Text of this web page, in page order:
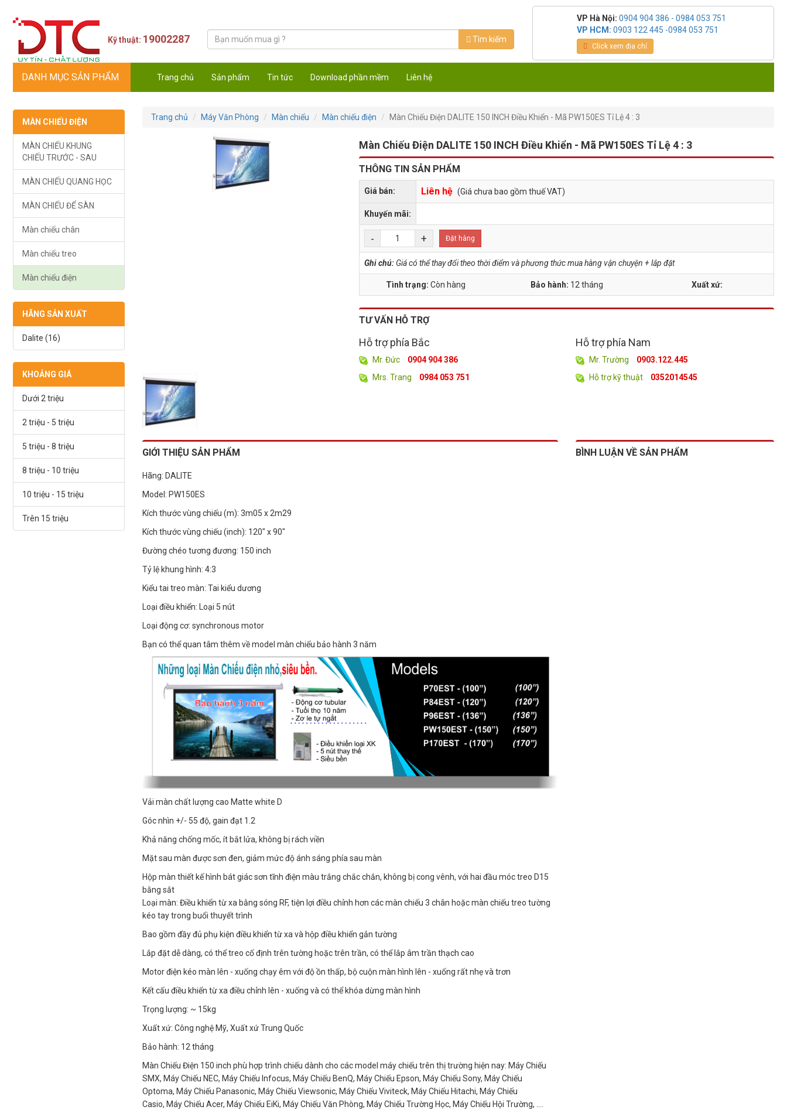
Kỹ thuật: 19002287 Tìm kiếm
VP Hà Nội: 0904 904 386 - 0984 053 751
VP HCM: 0903 122 445 -0984 053 751
Click xem địa chỉ
DANH MỤC SẢN PHẨM Trang chủ Sản phẩm Tin tức Download phần mềm Liên hệ
MÀN CHIẾU ĐIỆN
MÀN CHIẾU KHUNG
CHIẾU TRƯỚC - SAU
MÀN CHIẾU QUANG HỌC
MÀN CHIẾU ĐỂ SÀN
Màn chiếu chân
Màn chiếu treo
Màn chiếu điện
HÃNG SẢN XUẤT
Dalite (16)
KHOẢNG GIÁ
Dưới 2 triệu
2 triệu - 5 triệu
5 triệu - 8 triệu
8 triệu - 10 triệu
10 triệu - 15 triệu
Trên 15 triệu
Trang chủ Máy Văn Phòng Màn chiếu Màn chiếu điện Màn Chiếu Điện DALITE 150 INCH Điều Khiển - Mã PW150ES Tỉ Lệ 4 : 3
Màn Chiếu Điện DALITE 150 INCH Điều Khiển - Mã PW150ES Tỉ Lệ 4 : 3
THÔNG TIN SẢN PHẨM
Giá bán: Liên hệ (Giá chưa bao gồm thuế VAT)
Khuyến mãi:
- + Đặt hàng
Ghi chú: Giá có thể thay đổi theo thời điểm và phương thức mua hàng vận chuyện + lắp đặt
Tình trạng:Còn hàng Bảo hành: 12 tháng Xuất xứ:
TƯ VẤN HỖ TRỢ
Hỗ trợ phía Bắc
Mr. Đức
0904 904 386
Mrs. Trang
0984 053 751
Hỗ trợ phía Nam
Mr. Trường
0903.122.445
Hỗ trợ kỹ thuật
0352014545
GIỚI THIỆU SẢN PHẨM
Hãng: DALITE
Model: PW150ES
Kích thước vùng chiếu (m): 3m05 x 2m29
Kích thước vùng chiếu (inch): 120" x 90"
Đường chéo tương đương: 150 inch
Tỷ lệ khung hình: 4:3
Kiểu tai treo màn: Tai kiểu dương
Loại điều khiển: Loại 5 nút
Loại động cơ: synchronous motor
Bạn có thể quan tâm thêm về model màn chiếu bảo hành 3 năm
Vải màn chất lượng cao Matte white D
Góc nhìn +/- 55 độ, gain đạt 1.2
Khả năng chống mốc, ít bắt lửa, không bị rách viền
Mặt sau màn được sơn đen, giảm mức độ ánh sáng phía sau màn
Hộp màn thiết kế hình bát giác sơn tĩnh điện màu trắng chắc chắn, không bị cong vênh, với hai đầu móc treo D15
bằng sắt
Loại màn: Điều khiển từ xa bằng sóng RF, tiện lợi điều chỉnh hơn các màn chiếu 3 chân hoặc màn chiếu treo tường
kéo tay trong buổi thuyết trình
Bao gồm đầy đủ phụ kiện điều khiển từ xa và hộp điều khiển gắn tường
Lắp đặt dễ dàng, có thể treo cố định trên tường hoặc trên trần, có thể lắp âm trần thạch cao
Motor điện kéo màn lên - xuống chạy êm với độ ồn thấp, bộ cuộn màn hình lên - xuống rất nhẹ và trơn
Kết cấu điều khiển từ xa điều chỉnh lên - xuống và có thể khóa dừng màn hình
Trọng lượng: ~ 15kg
Xuất xứ: Công nghệ Mỹ, Xuất xứ Trung Quốc
Bảo hành: 12 tháng
Màn Chiếu Điện 150 inch phù hợp trình chiếu dành cho các model máy chiếu trên thị trường hiện nay: Máy Chiếu
SMX, Máy Chiếu NEC, Máy Chiếu Infocus, Máy Chiếu BenQ, Máy Chiếu Epson, Máy Chiếu Sony, Máy Chiếu
Optoma, Máy Chiếu Panasonic, Máy Chiếu Viewsonic, Máy Chiếu Viviteck, Máy Chiếu Hitachi, Máy Chiếu
Casio, Máy Chiếu Acer, Máy Chiếu EiKi, Máy Chiếu Văn Phòng, Máy Chiếu Trường Học, Máy Chiếu Hội Trường, ....
BÌNH LUẬN VỀ SẢN PHẨM